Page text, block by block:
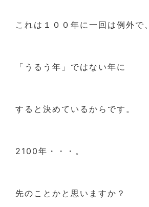
これは１００年に一回は例外で、
「うるう年」ではない年に
すると決めているからです。
2100年・・・。
先のことかと思いますか？